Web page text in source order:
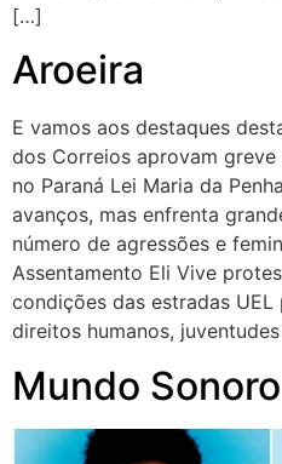
[…]
Aroeira
E vamos aos destaques
dos Correios aprovam
no Paraná Lei Maria da
avanços, mas enfrenta
número de agressões e
Assentamento Eli Vive
condições das estradas
direitos humanos,
Mundo Sonoro